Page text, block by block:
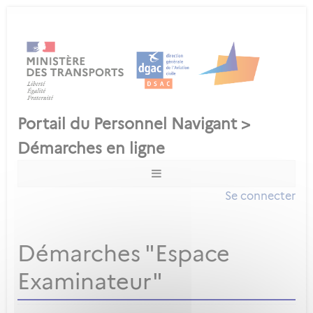
Se connecter
Démarches "Espace
Examinateur"